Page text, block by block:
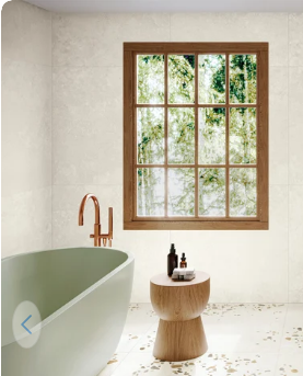
Passer
Ouvrir le média 0 en mode modal